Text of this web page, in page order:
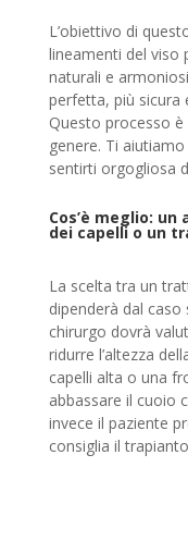
L’obiettivo di
lineamenti del viso
naturali e
perfetta, più sicura
Questo processo
genere. Ti
sentirti orgogliosa
Cos’è meglio:
dei capelli o un
La scelta tra un
dipenderà dal caso
chirurgo dovrà
ridurre l’altezza
capelli alta o una
abbassare il cuoio
invece il paziente
consiglia il